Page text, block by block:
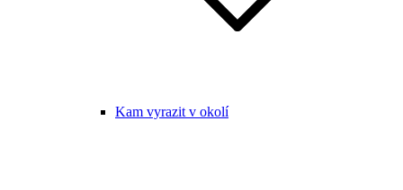
Kam vyrazit v okolí